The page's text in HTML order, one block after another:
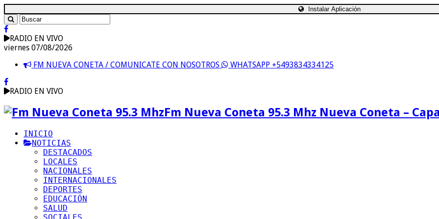
Instalar Aplicación
RADIO EN VIVO
viernes 07/08/2026
FM NUEVA CONETA / COMUNICATE CON NOSOTROS
WHATSAPP +5493834334125
RADIO EN VIVO
Fm Nueva Coneta 95.3 Mhz Nueva Coneta –
INICIO
NOTICIAS
DESTACADOS
LOCALES
NACIONALES
INTERNACIONALES
DEPORTES
EDUCACIÓN
SALUD